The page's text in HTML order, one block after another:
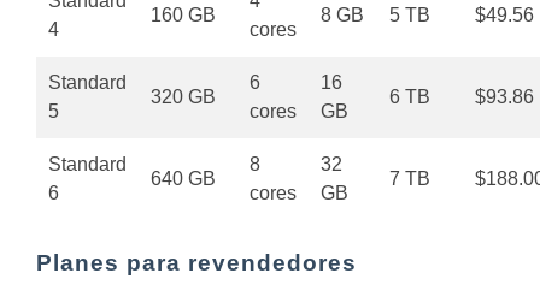
4
160 GB
cores
8 GB 5 TB $49.56
Standard
5
320 GB
6
cores
16
GB
6 TB $93.86
Standard
6
640 GB
8
cores
32
GB
7 TB
Planes para revendedores